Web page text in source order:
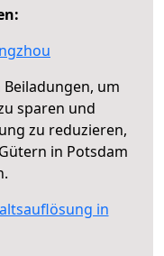
um
sparen und
zu reduzieren,
in Potsdam
in